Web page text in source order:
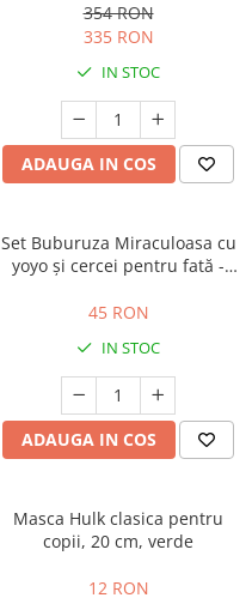
354 RON
335 RON
IN STOC
ADAUGA IN COS
Set Buburuza Miraculoasa cu
yoyo și cercei pentru fată -
45 RON
IN STOC
ADAUGA IN COS
Masca Hulk clasica pentru
copii, 20 cm, verde
12 RON